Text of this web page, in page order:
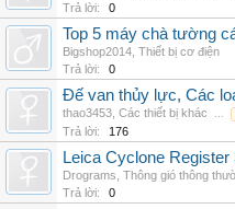
Trả lời:
0
Top 5 máy chà tường
Bigshop2014 Thiết bị cơ điện
Trả lời:
0
Đế van thủy lực, Các
thao3453 Các thiết bị khác ...
Trả lời: 176
Leica Cyclone
Drograms Thông gió thông
Trả lời:
0